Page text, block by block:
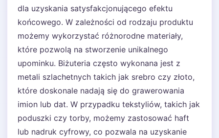
dla uzyskania satysfakcjonującego efektu
końcowego. W zależności od rodzaju produktu
możemy wykorzystać różnorodne materiały,
które pozwolą na stworzenie unikalnego
upominku. Biżuteria często wykonana jest z
metali szlachetnych takich jak srebro czy złoto,
które doskonale nadają się do grawerowania
imion lub dat. W przypadku tekstyliów, takich jak
poduszki czy torby, możemy zastosować haft
lub nadruk cyfrowy, co pozwala na uzyskanie